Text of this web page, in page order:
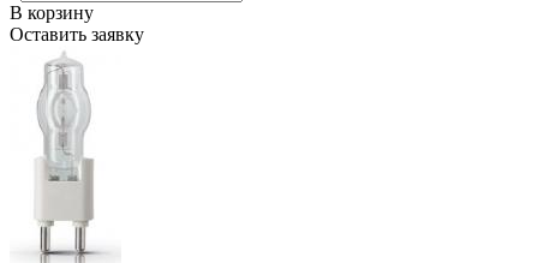
В корзину
Оставить заявку